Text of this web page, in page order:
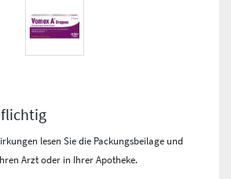
lesen Sie die Packungsbeilage und
Arzt oder in Ihrer Apotheke.